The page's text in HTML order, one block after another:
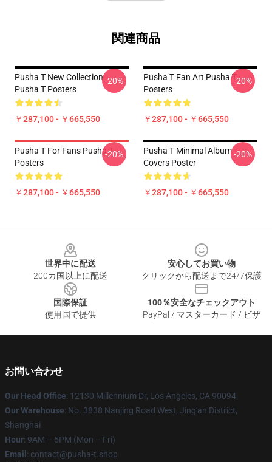
関連商品
Pusha T New Collection
Pusha T Posters
￥287,100 - ￥665,550
-20%
Pusha T Fan Art Pusha T
Posters
￥287,100 - ￥665,550
-20%
Pusha T For Fans Pusha T
Posters
￥287,100 - ￥665,550
-20%
Pusha T Minimal Album
Covers Poster
￥287,100 - ￥665,550
-20%
世界中に配送
200カ国以上に配送
安心してお買い物
クリックから配送まで24/7保護
国際保証
使用国で提供
100％安全なチェックアウト
PayPal / マスターカード / ビザ
お問い合わせ
Our Head Office: 12130 Millennium Dr, Los Angeles, CA 90094
Our Warehouse: No. 3838 Nanjing Road West, Jing'an District,
Shanghai
Hour: 9AM – 5PM (Mon – Fri)
Email : contact@pusha-t.shop